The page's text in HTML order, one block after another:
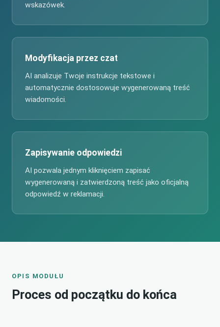
wskazówek.
Modyfikacja przez czat
AI analizuje Twoje instrukcje tekstowe i
automatycznie dostosowuje wygenerowaną treść
wiadomości.
Zapisywanie odpowiedzi
AI pozwala jednym kliknięciem zapisać
wygenerowaną i zatwierdzoną treść jako oficjalną
odpowiedź w reklamacji.
OPIS MODUŁU
Proces od początku do końca